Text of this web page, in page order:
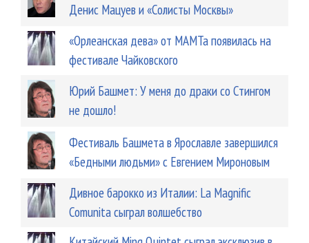
Денис Мацуев и «Солисты Москвы»
«Орлеанская дева» от МАМТа появилась на
фестивале Чайковского
Юрий Башмет: У меня до драки со Стингом
не дошло!
Фестиваль Башмета в Ярославле завершился
«Бедными людьми» с Евгением Мироновым
Дивное барокко из Италии: La Magnific
Comunita сыграл волшебство